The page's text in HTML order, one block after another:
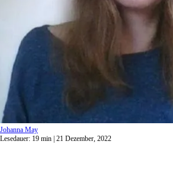
Johanna May
Lesedauer: 19 min | 21 Dezember, 2022